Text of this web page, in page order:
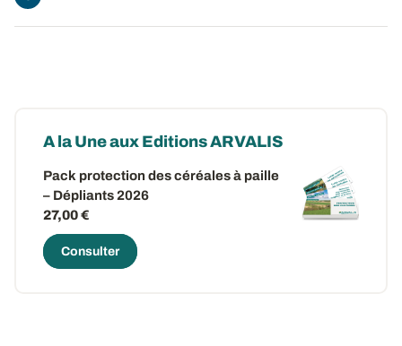
A la Une aux Editions ARVALIS
Pack protection des céréales à paille
– Dépliants 2026
27,00 €
Consulter